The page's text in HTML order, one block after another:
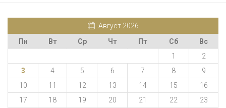
Август 2026
Пн
Вт Ср Чт Пт Сб
Вс
1
2
3
4 5 6 7 8
9
10
11 12 13 14 15
16
17
18 19 20 21 22
23